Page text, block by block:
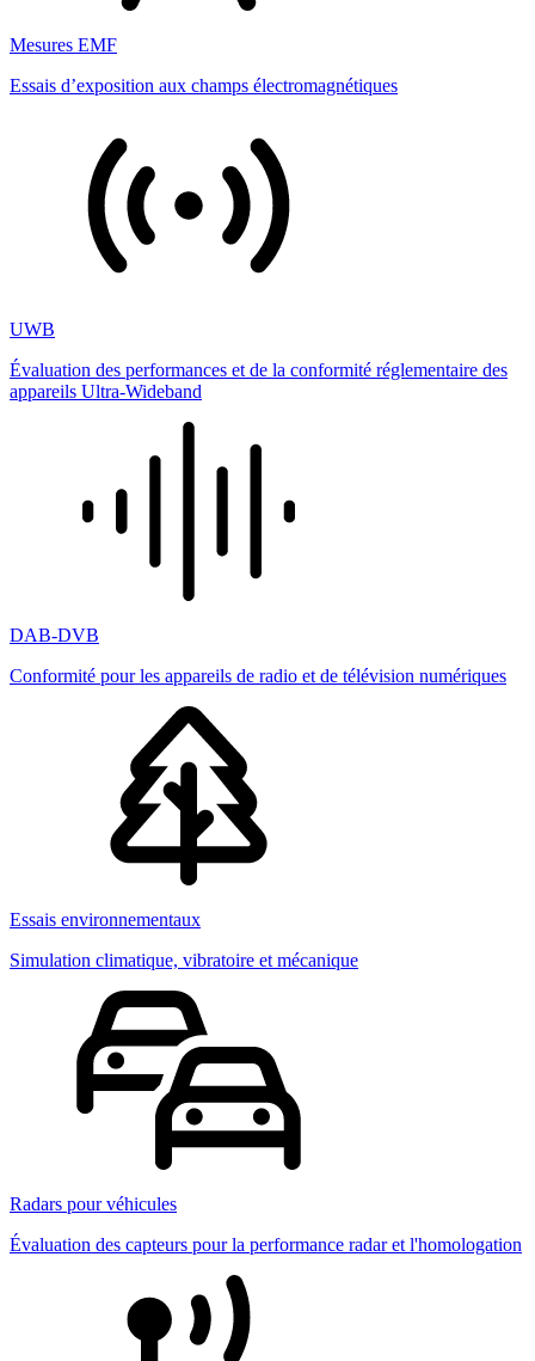
Mesures EMF
Essais d’exposition aux champs électromagnétiques
UWB
Évaluation des performances et de la conformité réglementaire des
appareils Ultra-Wideband
DAB-DVB
Conformité pour les appareils de radio et de télévision numériques
Essais environnementaux
Simulation climatique, vibratoire et mécanique
Radars pour véhicules
Évaluation des capteurs pour la performance radar et l'homologation